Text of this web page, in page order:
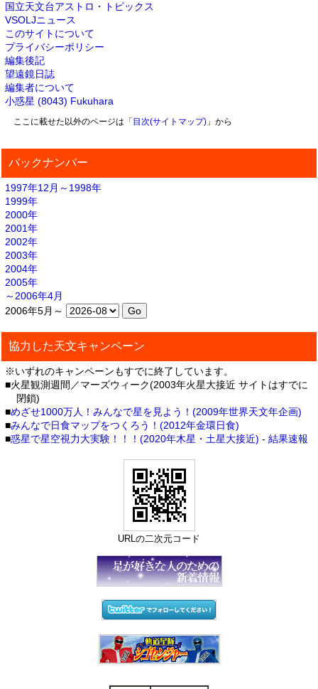
国立天文台アストロ・トピックス
VSOLJニュース
このサイトについて
プライバシーポリシー
編集後記
望遠鏡日誌
編集者について
小惑星 (8043) Fukuhara
ここに載せた以外のページは「 目次(サイトマップ)」から
バックナンバー
1997年12月～1998年
1999年
2000年
2001年
2002年
2003年
2004年
2005年
～2006年4月
2006年5月～
協力した天文キャンペーン
※いずれのキャンペーンもすでに終了しています。
■火星観測週間／マーズウィーク(2003年火星大接近 サイトはすでに
閉鎖)
■めざせ1000万人！みんなで星を見よう！(2009年世界天文年企画)
■みんなで日食マップをつくろう！(2012年金環日食)
■惑星で星空視力大実験！！！(2020年木星・土星大接近) - 結果速報
URLの二次元コード